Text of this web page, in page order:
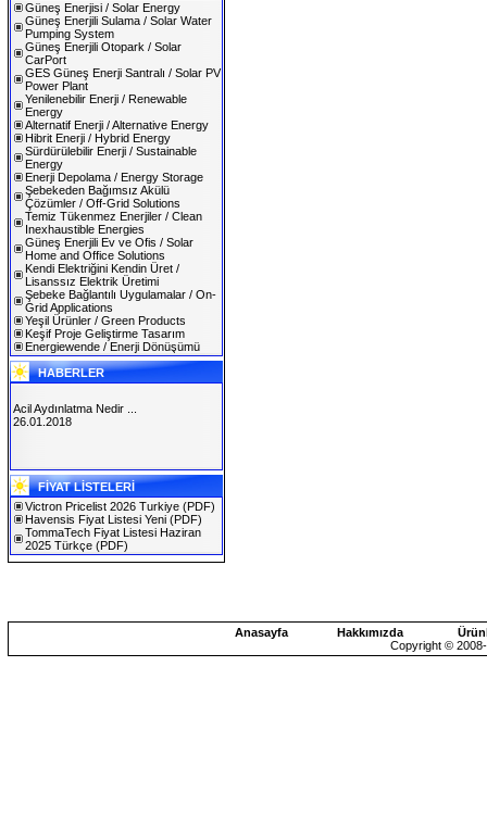
Güneş Enerjisi / Solar Energy
Güneş Enerjili Sulama / Solar Water
Pumping System
Güneş Enerjili Otopark / Solar
CarPort
GES Güneş Enerji Santralı / Solar PV
Power Plant
Yenilenebilir Enerji / Renewable
Energy
Alternatif Enerji / Alternative Energy
Hibrit Enerji / Hybrid Energy
Sürdürülebilir Enerji / Sustainable
Energy
Enerji Depolama / Energy Storage
Şebekeden Bağımsız Akülü
Çözümler / Off-Grid Solutions
Temiz Tükenmez Enerjiler / Clean
Inexhaustible Energies
Güneş Enerjili Ev ve Ofis / Solar
Home and Office Solutions
Kendi Elektriğini Kendin Üret /
Lisanssız Elektrik Üretimi
Şebeke Bağlantılı Uygulamalar / On-
Grid Applications
Yeşil Ürünler / Green Products
Keşif Proje Geliştirme Tasarım
Energiewende / Enerji Dönüşümü
HABERLER
SOLAREX ISTANBUL 2019
30.01.2019
Acil Aydınlatma Nedir ...
26.01.2018
FİYAT LİSTELERİ
Victron Pricelist 2026 Turkiye (PDF)
Havensis Fiyat Listesi Yeni (PDF)
TommaTech Fiyat Listesi Haziran
2025 Türkçe (PDF)
Anasayfa Hakkımızda
Copyright ©